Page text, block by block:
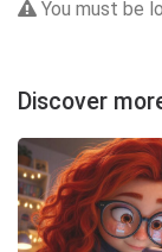
You must be
Discover